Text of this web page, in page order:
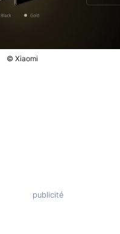
© Xiaomi